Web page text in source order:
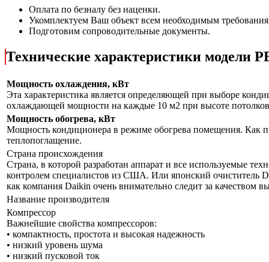
Оплата по безналу без наценки.
Укомплектуем Ваш объект всем необходимым
Подготовим сопроводительные документы.
Технические характеристики модели
Мощность охлаждения, кВт
Эта характеристика является определяющей при выборе
охлаждающей мощности на каждые 10 м2 при высоте
Мощность обогрева, кВт
Мощность кондиционера в режиме обогрева помещения. Как
теплопоглащение.
Страна происхождения
Страна, в которой разработан аппарат и все используемые
контролем специалистов из США. Или японский очиститель
как компания Daikin очень внимательно следит за качеством
Название производителя
Компрессор
Важнейшие свойства компрессоров:
• компактность, простота и высокая надежность
• низкий уровень шума
• низкий пусковой ток